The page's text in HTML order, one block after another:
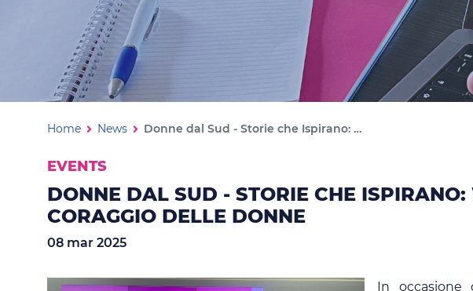
Donne dal Sud - Storie che Ispirano:
Ti trovi in:
Home News Donne dal Sud - Storie che Ispirano: workshop per celebrare la forza e il coraggio delle donne
EVENTS
DONNE DAL SUD - STORIE CHE
CORAGGIO DELLE DONNE
08 mar 2025
In occasione